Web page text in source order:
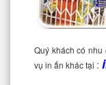
Quý khách có nhu
vụ in ấn khác tại :